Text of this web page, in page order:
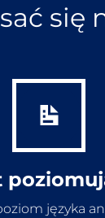
się
języka